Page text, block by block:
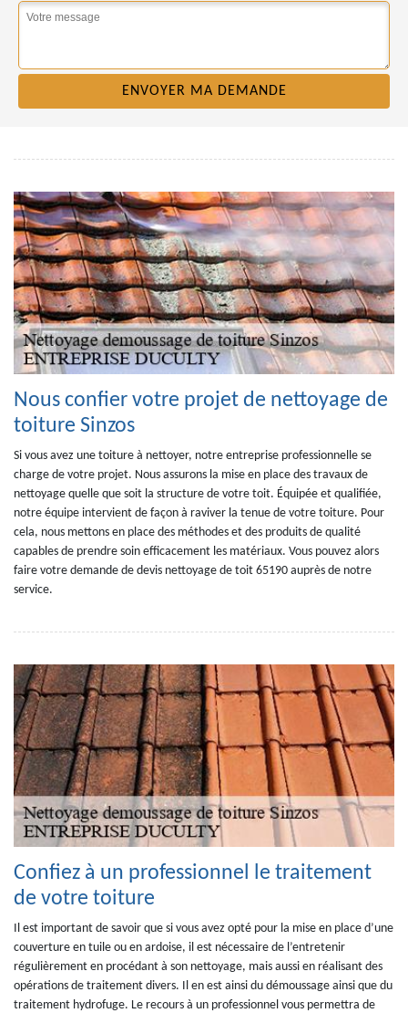
Nous confier votre projet de nettoyage de
toiture Sinzos
Si vous avez une toiture à nettoyer, notre entreprise professionnelle se
charge de votre projet. Nous assurons la mise en place des travaux de
nettoyage quelle que soit la structure de votre toit. Équipée et qualifiée,
notre équipe intervient de façon à raviver la tenue de votre toiture. Pour
cela, nous mettons en place des méthodes et des produits de qualité
capables de prendre soin efficacement les matériaux. Vous pouvez alors
faire votre demande de devis nettoyage de toit 65190 auprès de notre
service.
Confiez à un professionnel le traitement
de votre toiture
Il est important de savoir que si vous avez opté pour la mise en place d’une
couverture en tuile ou en ardoise, il est nécessaire de l’entretenir
régulièrement en procédant à son nettoyage, mais aussi en réalisant des
opérations de traitement divers. Il en est ainsi du démoussage ainsi que du
traitement hydrofuge. Le recours à un professionnel vous permettra de